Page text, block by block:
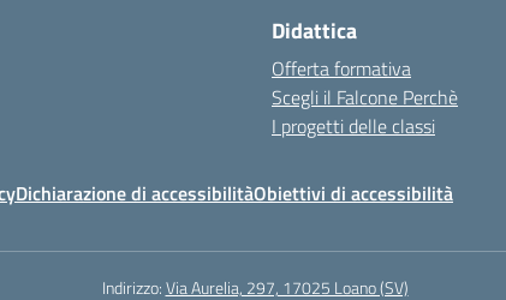
Didattica
Offerta formativa
Scegli il Falcone Perchè
I progetti delle classi
Dichiarazione di accessibilitàObiettivi di accessibilità
Indirizzo:Via Aurelia, 297, 17025 Loano (SV)